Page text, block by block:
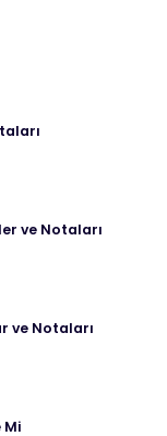
ve Notaları
ve Notaları
Mi